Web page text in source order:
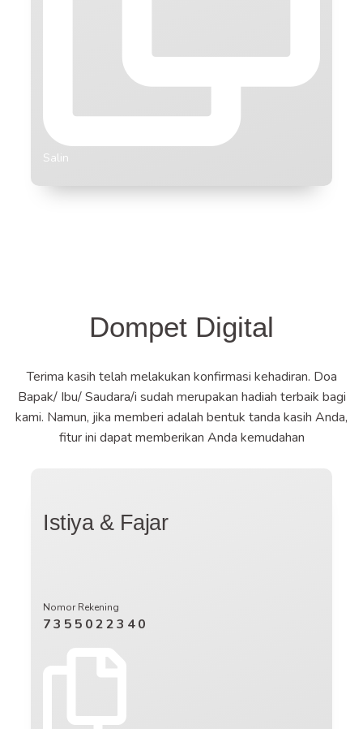
Salin
Dompet Digital
Terima kasih telah melakukan konfirmasi kehadiran. Doa
Bapak/ Ibu/ Saudara/i sudah merupakan hadiah terbaik bagi
kami. Namun, jika memberi adalah bentuk tanda kasih Anda,
fitur ini dapat memberikan Anda kemudahan
Istiya & Fajar
Nomor Rekening
7355022340